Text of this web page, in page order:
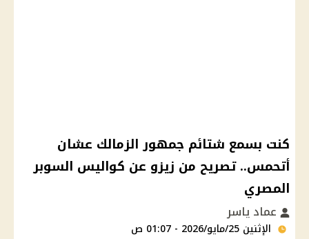
كنت بسمع شتائم جمهور الزمالك عشان
أتحمس.. تصريح من زيزو عن كواليس السوبر
المصري
عماد ياسر
الإثنين 25/مايو/2026 - 01:07 ص